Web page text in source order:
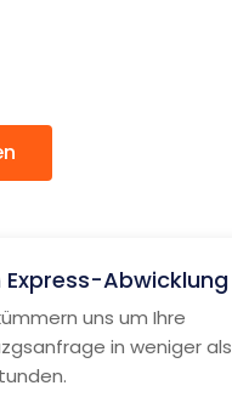
Express-Abwicklung
uns um Ihre
in weniger als